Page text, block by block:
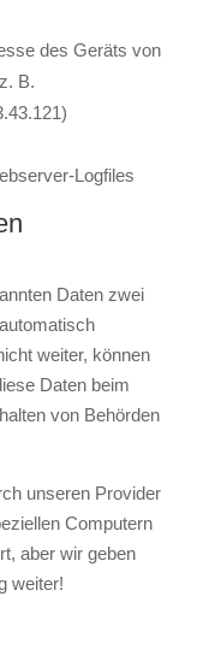
des Geräts von
B.
Logfiles
Daten zwei
weiter, können
Daten beim
von Behörden
unseren Provider
Computern
aber wir geben
weiter!